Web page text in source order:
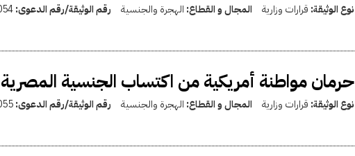
نوع الوثيقة: قرارات وزارية المجال و القطاع: الهجرة والجنسية رقم الوثيقة/رقم الدعوى:
حرمان مواطنة أمريكية من اكتساب الجنسية المصرية
نوع الوثيقة: قرارات وزارية المجال و القطاع: الهجرة والجنسية رقم الوثيقة/رقم الدعوى: